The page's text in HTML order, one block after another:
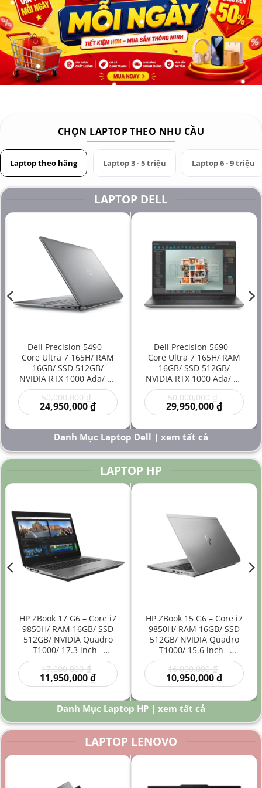
CHỌN LAPTOP THEO NHU CẦU
Laptop theo hãng Laptop 3 - 5 triệu Laptop 6 - 9 triệu
LAPTOP DELL
Dell Precision 5490 –
Core Ultra 7 165H/ RAM
16GB/ SSD 512GB/
NVIDIA RTX 1000 Ada/ 14
inch – Laptop
Workstation Đồ Họa Siêu
Gọn Hiệu Năng Cao Giá
50,000,000₫
gốc
là:
50,000,000 ₫.
24,950,000₫Giá
hiện
là:
24,950,000 ₫.
Dell Precision 5690 –
Core Ultra 7 165H/ RAM
16GB/ SSD 512GB/
NVIDIA RTX 1000 Ada/ 16
inch – Laptop
Workstation Cao Cấp Đồ
Họa Kỹ Thuật Sáng Tạo
50,000,000₫
gốc
là:
29,950,000₫Giá
hiện
là:
₫.
Danh Mục Laptop Dell | xem tất cả
LAPTOP HP
HP ZBook 17 G6 – Core i7
9850H/ RAM 16GB/ SSD
512GB/ NVIDIA Quadro
T1000/ 17.3 inch –
Laptop Workstation Đồ
Họa Kỹ Thuật Màn Hình
Lớn
17,000,000₫
gốc
là:
17,000,000 ₫.
11,950,000₫Giá
hiện
là:
11,950,000 ₫.
HP ZBook 15 G6 – Core i7
9850H/ RAM 16GB/ SSD
512GB/ NVIDIA Quadro
T1000/ 15.6 inch –
Laptop Workstation Đồ
Họa Kỹ Thuật Hiệu Năng
Cao
16,000,000₫
gốc
là:
10,950,000₫Giá
hiện
là:
₫.
Danh Mục Laptop HP | xem tất cả
LAPTOP LENOVO